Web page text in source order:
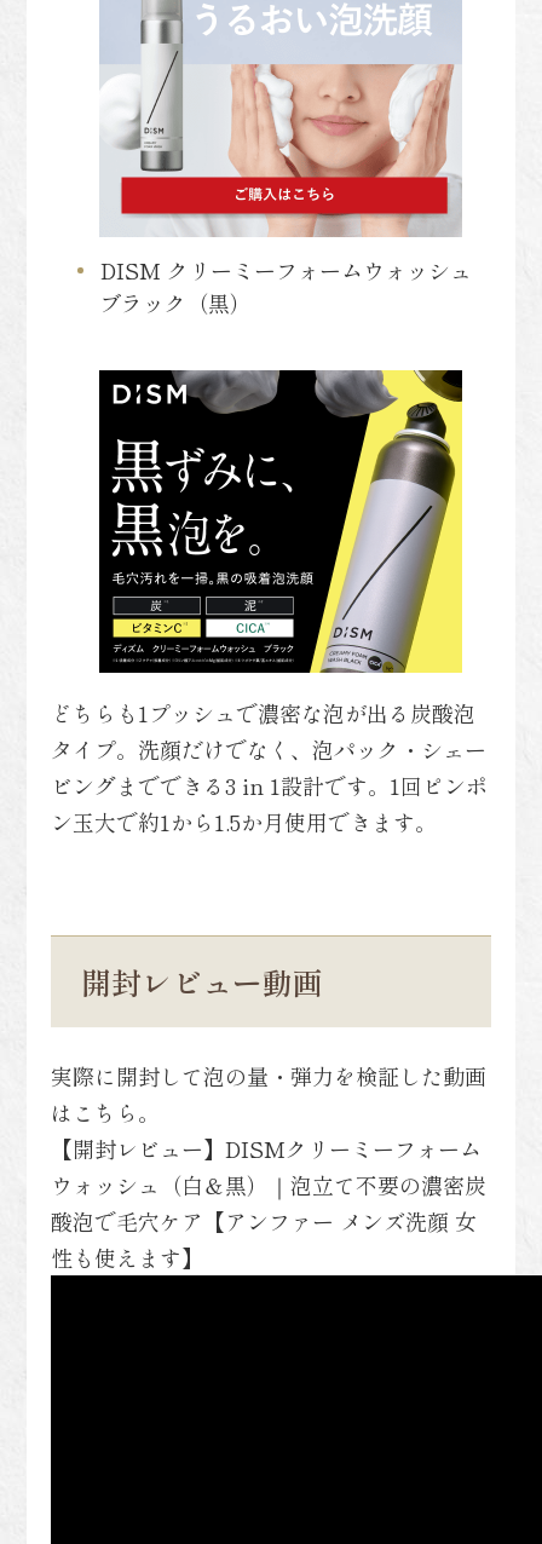
DISM クリーミーフォームウォッシュ
ブラック（黒）
どちらも1プッシュで濃密な泡が出る炭酸泡
タイプ。洗顔だけでなく、泡パック・シェー
ビングまでできる3 in 1設計です。1回ピンポ
ン玉大で約1から1.5か月使用できます。
開封レビュー動画
実際に開封して泡の量・弾力を検証した動画
はこちら。
【開封レビュー】DISMクリーミーフォーム
ウォッシュ（白＆黒）｜泡立て不要の濃密炭
酸泡で毛穴ケア【アンファー メンズ洗顔 女
性も使えます】